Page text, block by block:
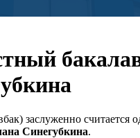
заслуженно считается
Синегубкина.